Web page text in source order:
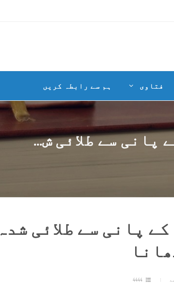
فتاوی ہم سے رابطہ کریں
پانی سے طلائی ش...
پانی سے طلائی شدہ